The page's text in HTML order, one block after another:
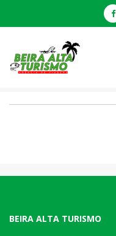
BEIRA ALTA TURISMO